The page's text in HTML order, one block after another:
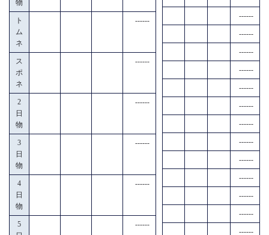
物
ト
ム
ネ
------
ス
ポ
ネ
------
2
日
物
------
3
日
物
------
4
日
物
------
5
------
------
------
------
------
------
------
------
------
------
------
------
------
------